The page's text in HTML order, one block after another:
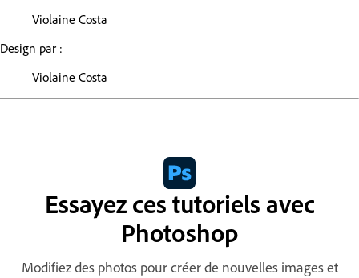
Violaine Costa
Design par :
Violaine Costa
Essayez ces tutoriels avec
Photoshop
Modifiez des photos pour créer de nouvelles images et